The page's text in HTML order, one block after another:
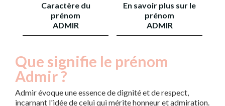
Caractère du
prénom
ADMIR
En savoir plus sur le
prénom
ADMIR
Que signifie le prénom
Admir ?
Admir évoque une essence de dignité et de respect,
incarnant l'idée de celui qui mérite honneur et admiration.